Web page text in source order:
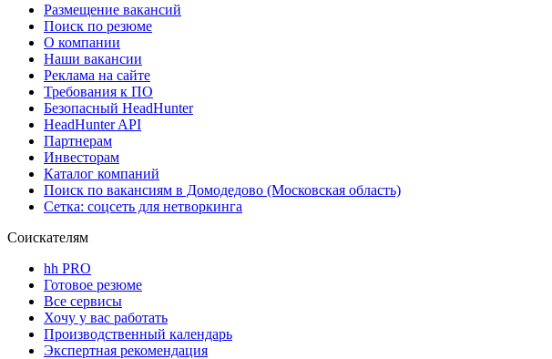
Размещение вакансий
Поиск по резюме
О компании
Наши вакансии
Реклама на сайте
Требования к ПО
Безопасный HeadHunter
HeadHunter API
Партнерам
Инвесторам
Каталог компаний
Поиск по вакансиям в Домодедово (Московская область)
Сетка: соцсеть для нетворкинга
Соискателям
hh PRO
Готовое резюме
Все сервисы
Хочу у вас работать
Производственный календарь
Экспертная рекомендация